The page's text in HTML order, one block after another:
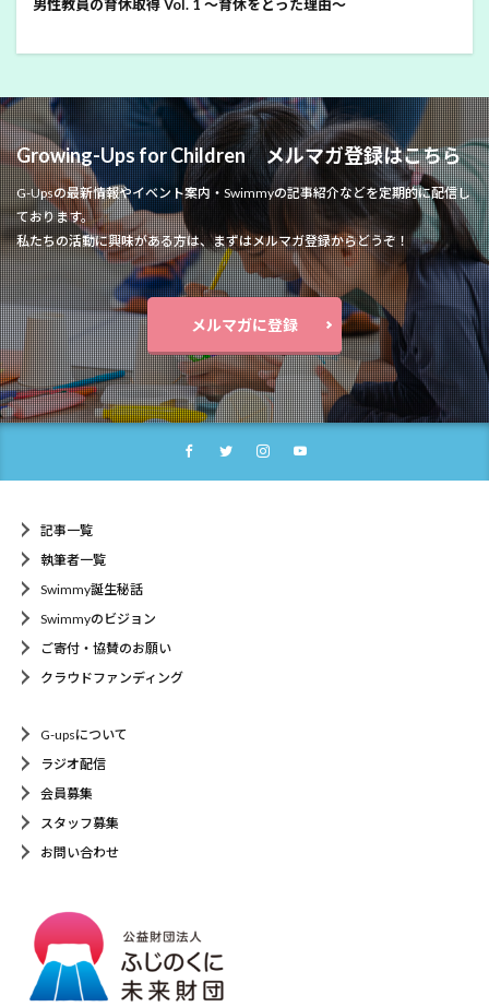
男性教員の育休取得 Vol. 1 ～育休をとった理由～
Growing-Ups for Children メルマガ登録はこちら
G-Upsの最新情報やイベント案内・Swimmyの記事紹介などを定期的に配信し
ております。
私たちの活動に興味がある方は、まずはメルマガ登録からどうぞ！
メルマガに登録
記事一覧
執筆者一覧
Swimmy誕生秘話
Swimmyのビジョン
ご寄付・協賛のお願い
クラウドファンディング
G-upsについて
ラジオ配信
会員募集
スタッフ募集
お問い合わせ